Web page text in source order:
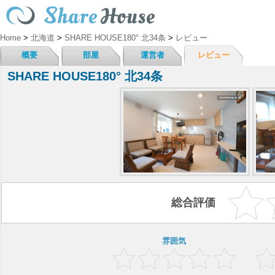
Home > 北海道 > SHARE HOUSE180° 北34条 > レビュー
概要
部屋 運営者 レビュー
SHARE HOUSE180° 北34条
総合評価
雰囲気